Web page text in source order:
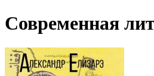
Современная